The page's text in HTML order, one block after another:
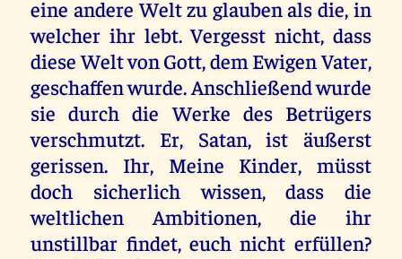
eine andere Welt zu glauben als die, in
welcher ihr lebt. Vergesst nicht, dass
diese Welt von Gott, dem Ewigen Vater,
geschaffen wurde. Anschließend wurde
sie durch die Werke des Betrügers
verschmutzt. Er, Satan, ist äußerst
gerissen. Ihr, Meine Kinder, müsst
doch sicherlich wissen, dass die
weltlichen Ambitionen, die ihr
unstillbar findet, euch nicht erfüllen?